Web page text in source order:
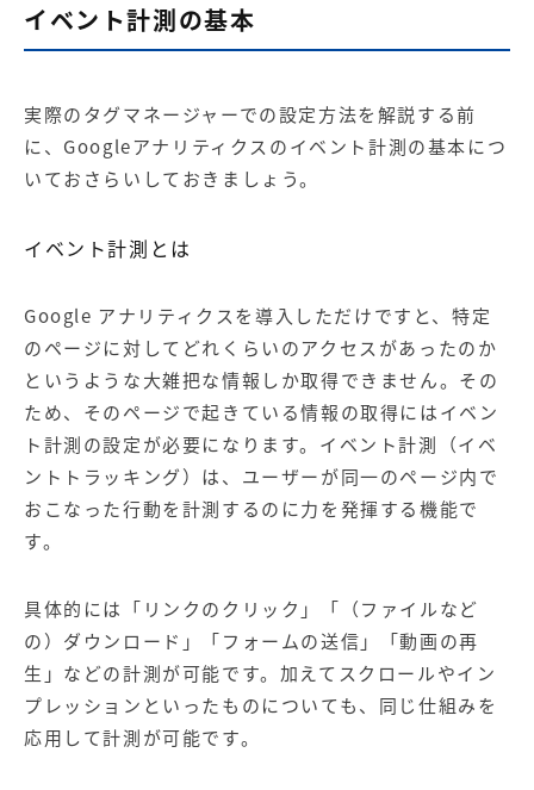
イベント計測の基本
実際のタグマネージャーでの設定方法を解説する前
に、Googleアナリティクスのイベント計測の基本につ
いておさらいしておきましょう。
イベント計測とは
Google アナリティクスを導入しただけですと、特定
のページに対してどれくらいのアクセスがあったのか
というような大雑把な情報しか取得できません。その
ため、そのページで起きている情報の取得にはイベン
ト計測の設定が必要になります。イベント計測（イベ
ントトラッキング）は、ユーザーが同一のページ内で
おこなった行動を計測するのに力を発揮する機能で
す。
具体的には「リンクのクリック」「（ファイルなど
の）ダウンロード」「フォームの送信」「動画の再
生」などの計測が可能です。加えてスクロールやイン
プレッションといったものについても、同じ仕組みを
応用して計測が可能です。